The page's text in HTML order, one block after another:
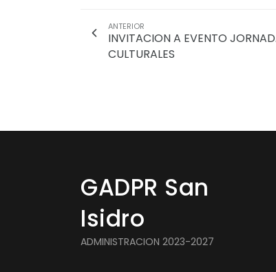
ANTERIOR
INVITACION A EVENTO
CULTURALES
GADPR San
Isidro
ADMINISTRACION 2023-2027